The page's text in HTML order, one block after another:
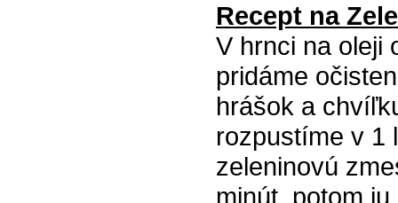
Recept na
V hrnci na oleji
pridáme
hrášok a
rozpustíme v 1
zeleninovú
minút, potom